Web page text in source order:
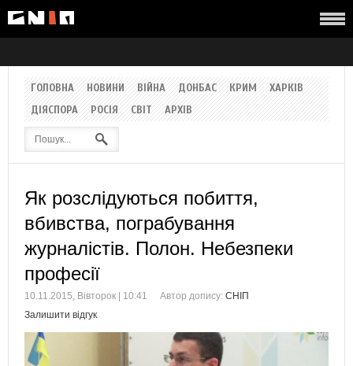
ГОЛОВНА НОВИНИ ВІЙНА ДОНБАС КРИМ
ХАРКІВ
ДІЯСПОРА
РОСІЯ СВІТ АРХІВ
Як розслідуються побиття,
вбивства, пограбування
журналістів. Полон. Небезпеки
професії
10.11.2015, Вівторок | 10:41 Автор допису: СНІП
Залишити відгук